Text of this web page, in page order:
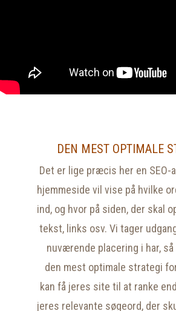
DEN MEST OPTIMALE
Det er lige præcis her en SEO-
hjemmeside vil vise på hvilke
ind, og hvor på siden, der skal
tekst, links osv. Vi tager
nuværende placering i har, så
den mest optimale strategi
kan få jeres site til at ranke
jeres relevante søgeord, der